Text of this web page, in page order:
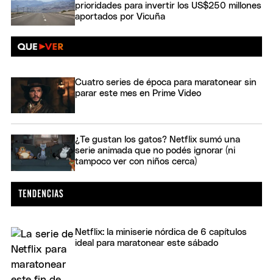
prioridades para invertir los US$250 millones
aportados por Vicuña
Cuatro series de época para maratonear sin
parar este mes en Prime Video
¿Te gustan los gatos? Netflix sumó una
serie animada que no podés ignorar (ni
tampoco ver con niños cerca)
Netflix: la miniserie nórdica de 6 capítulos
ideal para maratonear este sábado